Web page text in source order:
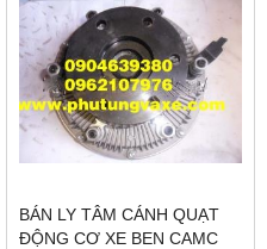
BÁN LY TÂM CÁNH QUẠT
ĐỘNG CƠ XE BEN CAMC